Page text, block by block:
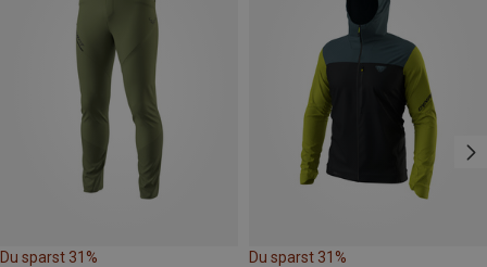
Du sparst 31% Du sparst 31%